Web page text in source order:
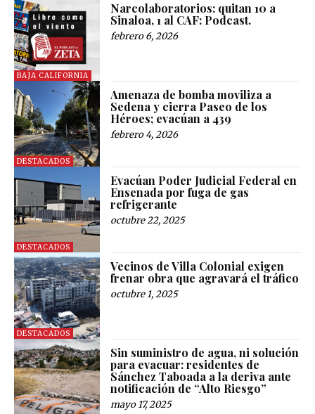
BAJA CALIFORNIA
Narcolaboratorios: quitan 10 a
Sinaloa, 1 al CAF: Podcast.
febrero 6, 2026
DESTACADOS
Amenaza de bomba moviliza a
Sedena y cierra Paseo de los
Héroes; evacúan a 439
febrero 4, 2026
DESTACADOS
Evacúan Poder Judicial Federal en
Ensenada por fuga de gas
refrigerante
octubre 22, 2025
DESTACADOS
Vecinos de Villa Colonial exigen
frenar obra que agravará el tráfico
octubre 1, 2025
Sin suministro de agua, ni solución
para evacuar: residentes de
Sánchez Taboada a la deriva ante
notificación de “Alto Riesgo”
mayo 17, 2025